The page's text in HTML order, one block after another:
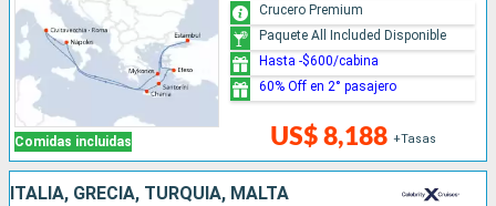
Comidas incluidas US$ 8,188 +Tasas
Crucero Premium
Paquete All Included Disponible
Hasta -$600/cabina
60% Off en 2° pasajero
ITALIA, GRECIA, TURQUÍA, MALTA